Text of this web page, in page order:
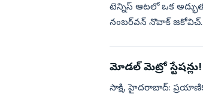
టెన్నిస్ ఆట‌లో ఒక
నంబ‌ర్‌వ‌న్ నొవాక్
మోడల్‌ మెట్రో స్టేషన్లు!
సాక్షి, హైదరాబాద్‌: